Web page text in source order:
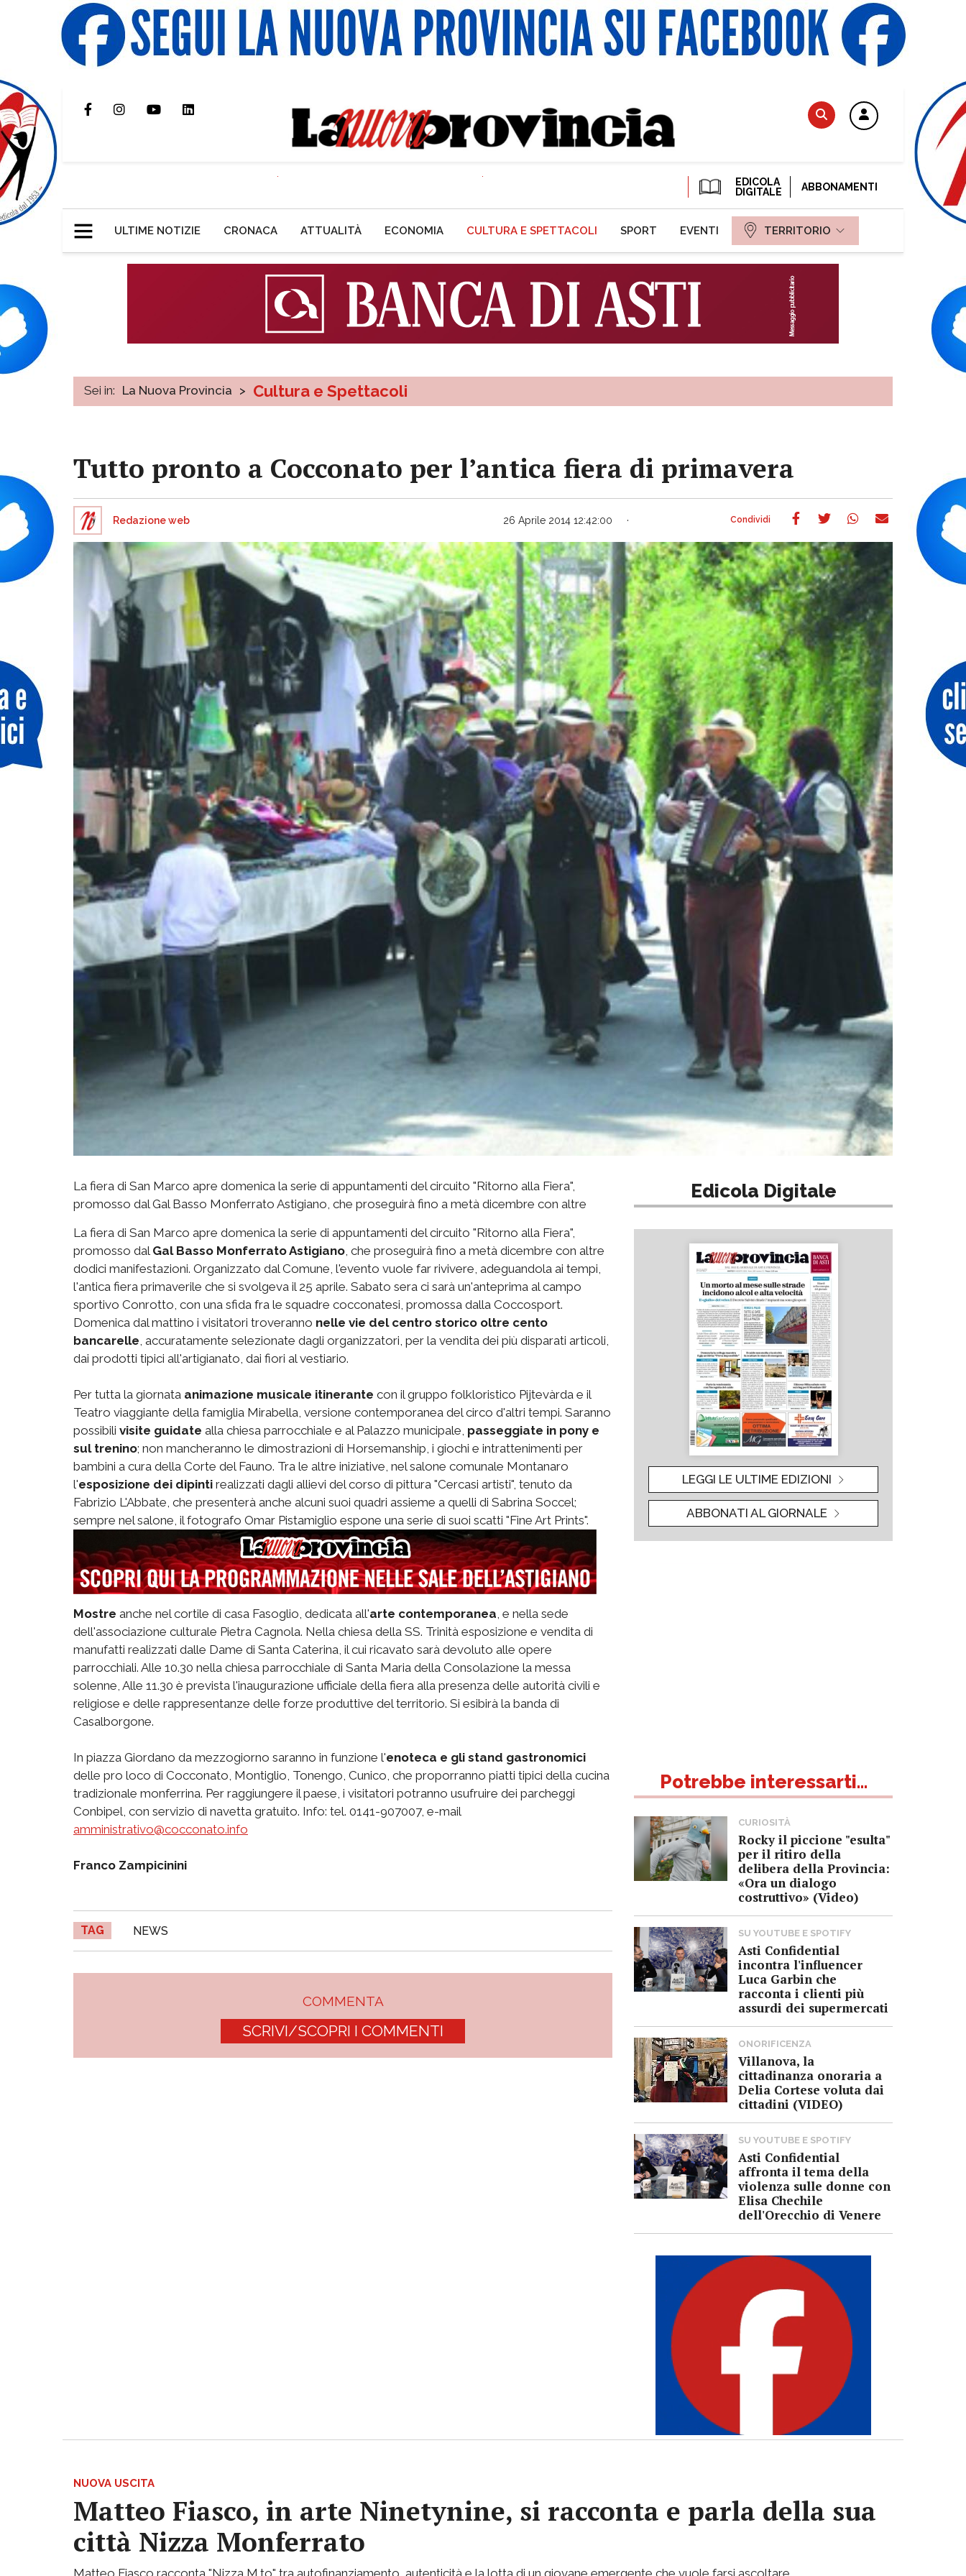
EDICOLA
DIGITALE
ABBONAMENTI
ULTIME NOTIZIE CRONACA ATTUALITÀ ECONOMIA CULTURA E SPETTACOLI SPORT EVENTI TERRITORIO
Sei in: La Nuova Provincia > Cultura e Spettacoli
Tutto pronto a Cocconato per l’antica fiera di primavera
Redazione web 26 Aprile 2014 12:42:00
La fiera di San Marco apre domenica la serie di appuntamenti del circuito "Ritorno alla Fiera",
promosso dal Gal Basso Monferrato Astigiano, che proseguirà fino a metà dicembre con altre
La fiera di San Marco apre domenica la serie di appuntamenti del circuito "Ritorno alla Fiera",
promosso dal Gal Basso Monferrato Astigiano , che proseguirà fino a metà dicembre con altre
dodici manifestazioni. Organizzato dal Comune, l'evento vuole far rivivere, adeguandola ai tempi,
l'antica fiera primaverile che si svolgeva il 25 aprile. Sabato sera ci sarà un'anteprima al campo
sportivo Conrotto, con una sfida fra le squadre cocconatesi, promossa dalla Coccosport.
Domenica dal mattino i visitatori troveranno nelle vie del centro storico oltre cento
bancarelle , accuratamente selezionate dagli organizzatori, per la vendita dei più disparati articoli,
dai prodotti tipici all'artigianato, dai fiori al vestiario.
Per tutta la giornata animazione musicale itinerante con il gruppo folkloristico Pijtevàrda e il
Teatro viaggiante della famiglia Mirabella, versione contemporanea del circo d'altri tempi. Saranno
possibili visite guidate alla chiesa parrocchiale e al Palazzo municipale, passeggiate in pony e
sul trenino; non mancheranno le dimostrazioni di Horsemanship, i giochi e intrattenimenti per
bambini a cura della Corte del Fauno. Tra le altre iniziative, nel salone comunale Montanaro
l'esposizione dei dipinti realizzati dagli allievi del corso di pittura "Cercasi artisti", tenuto da
Fabrizio L'Abbate, che presenterà anche alcuni suoi quadri assieme a quelli di Sabrina Soccel;
sempre nel salone, il fotografo Omar Pistamiglio espone una serie di suoi scatti "Fine Art Prints".
Mostre anche nel cortile di casa Fasoglio, dedicata all'arte contemporanea , e nella sede
dell'associazione culturale Pietra Cagnola. Nella chiesa della SS. Trinità esposizione e vendita di
manufatti realizzati dalle Dame di Santa Caterina, il cui ricavato sarà devoluto alle opere
parrocchiali. Alle 10.30 nella chiesa parrocchiale di Santa Maria della Consolazione la messa
solenne, Alle 11.30 è prevista l'inaugurazione ufficiale della fiera alla presenza delle autorità civili e
religiose e delle rappresentanze delle forze produttive del territorio. Si esibirà la banda di
Casalborgone.
In piazza Giordano da mezzogiorno saranno in funzione l'enoteca e gli stand gastronomici
delle pro loco di Cocconato, Montiglio, Tonengo, Cunico, che proporranno piatti tipici della cucina
tradizionale monferrina. Per raggiungere il paese, i visitatori potranno usufruire dei parcheggi
Conbipel, con servizio di navetta gratuito. Info: tel. 0141-907007, e-mail
amministrativo@cocconato.info
Franco Zampicinini
TAG NEWS
COMMENTA
SCRIVI/SCOPRI I COMMENTI
Edicola Digitale
LEGGI LE ULTIME EDIZIONI
ABBONATI AL GIORNALE
Potrebbe interessarti...
CURIOSITÀ
Rocky il piccione "esulta"
per il ritiro della
delibera della Provincia:
«Ora un dialogo
costruttivo» (Video)
SU YOUTUBE E SPOTIFY
Asti Confidential
incontra l'influencer
Luca Garbin che
racconta i clienti più
assurdi dei supermercati
ONORIFICENZA
Villanova, la
cittadinanza onoraria a
Delia Cortese voluta dai
cittadini (VIDEO)
SU YOUTUBE E SPOTIFY
Asti Confidential
affronta il tema della
violenza sulle donne con
Elisa Chechile
dell'Orecchio di Venere
NUOVA USCITA
Matteo Fiasco, in arte Ninetynine, si racconta e parla della sua
città Nizza Monferrato
Matteo Fiasco racconta "Nizza M.to" tra autofinanziamento, autenticità e la lotta di un giovane emergente che vuole farsi ascoltare